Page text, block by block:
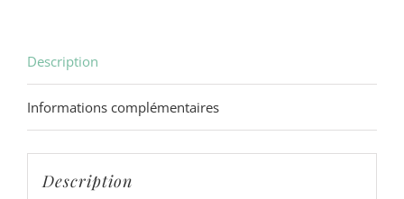
ml
Description
Informations complémentaires
Description